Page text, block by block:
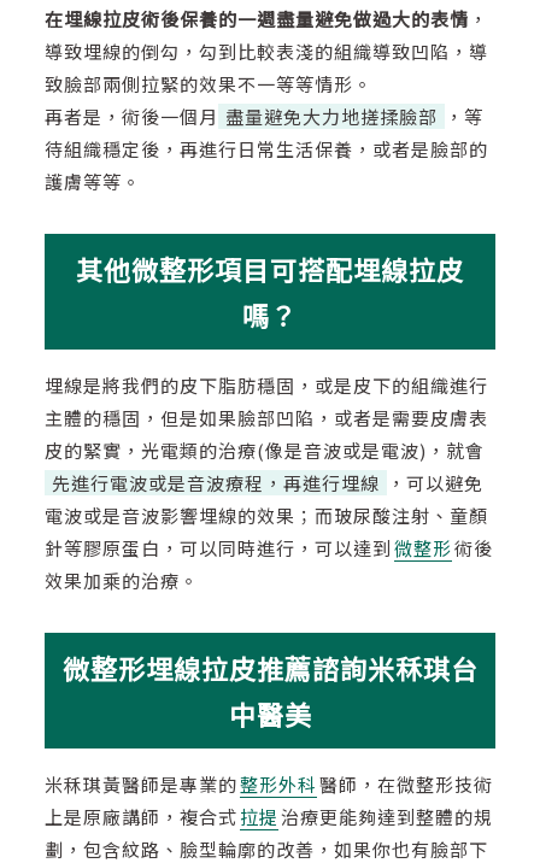
在埋線拉皮術後保養的一週盡量避免做過大的表情 ，
導致埋線的倒勾，勾到比較表淺的組織導致凹陷，導
致臉部兩側拉緊的效果不一等等情形。
再者是，術後一個月 盡量避免大力地搓揉臉部
，等
待組織穩定後，再進行日常生活保養，或者是臉部的
護膚等等。
其他微整形項目可搭配埋線拉皮
嗎？
埋線是將我們的皮下脂肪穩固，或是皮下的組織進行
主體的穩固，但是如果臉部凹陷，或者是需要皮膚表
皮的緊實，光電類的治療(像是音波或是電波)，就會
先進行電波或是音波療程，再進行埋線
，可以避免
電波或是音波影響埋線的效果；而玻尿酸注射、童顏
針等膠原蛋白，可以同時進行，可以達到 微整形術後
效果加乘的治療。
微整形埋線拉皮推薦諮詢米秝琪台
中醫美
米秝琪黃醫師是專業的整形外科 醫師，在微整形技術
上是原廠講師，複合式拉提 治療更能夠達到整體的規
劃，包含紋路、臉型輪廓的改善，如果你也有臉部下